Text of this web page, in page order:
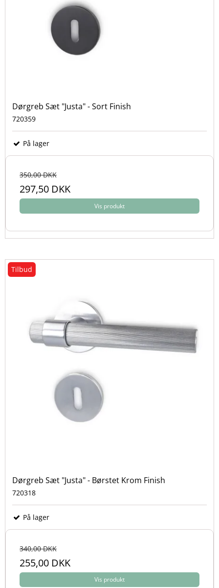
varme metaller, mørke detaljer eller mere tidløse
løsninger, kan du finde dørhåndtag, der passer til
netop din stil.
Dørgreb Sæt "Justa" - Sort Finish
720359
På lager
350,00 DKK
297,50 DKK
Vis produkt
Tilbud
Dørgreb Sæt "Justa" - Børstet Krom Finish
720318
På lager
340,00 DKK
255,00 DKK
Vis produkt